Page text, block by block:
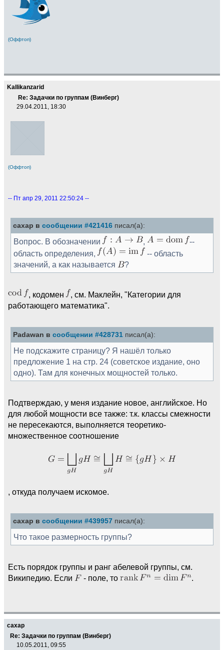
(Оффтоп)
Kallikanzarid
Re: Задачки по группам (Винберг)
29.04.2011, 18:30
(Оффтоп)
-- Пт апр 29, 2011 22:50:24 --
caxap в сообщении #421416 писал(а):
Вопрос. В обозначении ,
--
область определения,
-- область
значений, а как называется
?
, кодомен
, см. Маклейн, "Категории для
работающего математика".
Padawan в сообщении #428731 писал(а):
Не подскажите страницу? Я нашёл только
предложение 1 на стр. 24 (советское издание, оно
одно). Там для конечных мощностей только.
Подтверждаю, у меня издание новое, английское. Но
для любой мощности все также: т.к. классы смежности
не пересекаются, выполняется теоретико-
множественное соотношение
, откуда получаем искомое.
caxap в сообщении #439957 писал(а):
Что такое размерность группы?
Есть порядок группы и ранг абелевой группы, см.
Википедию. Если
- поле, то
caxap
Re: Задачки по группам (Винберг)
10.05.2011, 09:55